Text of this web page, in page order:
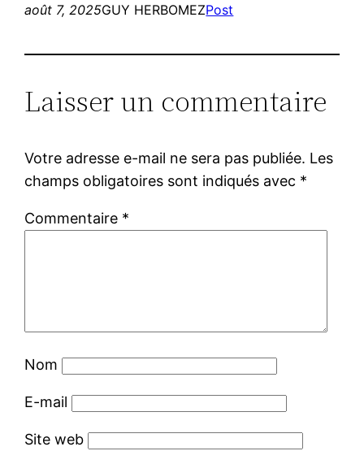
août 7, 2025GUY HERBOMEZPost
Laisser un commentaire
Votre adresse e-mail ne sera pas publiée. Les
champs obligatoires sont indiqués avec *
Commentaire *
Nom
E-mail
Site web